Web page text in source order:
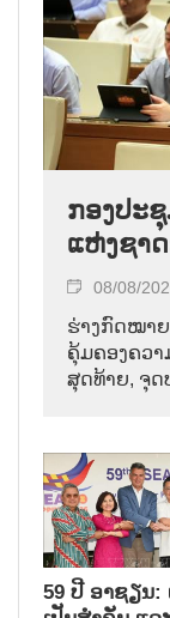
ກອງປະ
ແຫ່ງຊາ
08/08/
ຮ່າງກົດໝາ
ຄຸ້ມຄອງຄວ
ສຸດທ້າຍ, ຈຸດ
59 ປີ ອາຊຽນ: